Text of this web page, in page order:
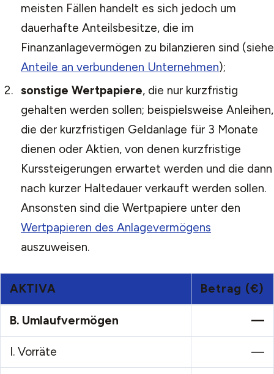
meisten Fällen handelt es sich jedoch um
dauerhafte Anteilsbesitze, die im
Finanzanlagevermögen zu bilanzieren sind (siehe
Anteile an verbundenen Unternehmen);
sonstige Wertpapiere, die nur kurzfristig
gehalten werden sollen; beispielsweise Anleihen,
die der kurzfristigen Geldanlage für 3 Monate
dienen oder Aktien, von denen kurzfristige
Kurssteigerungen erwartet werden und die dann
nach kurzer Haltedauer verkauft werden sollen.
Ansonsten sind die Wertpapiere unter den
Wertpapieren des Anlagevermögens
auszuweisen.
AKTIVA Betrag (€)
B.Umlaufvermögen —
I.Vorräte —